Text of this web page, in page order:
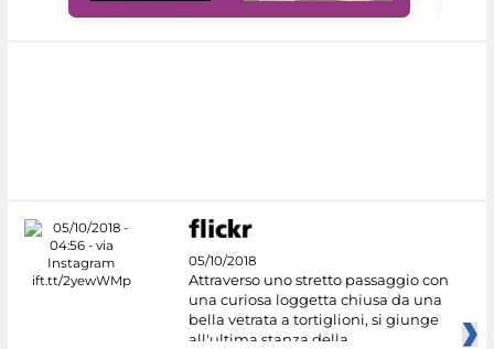
05/10/2018
Attraverso uno stretto passaggio con
una curiosa loggetta chiusa da una
bella vetrata a tortiglioni, si giunge
all'ultima stanza della